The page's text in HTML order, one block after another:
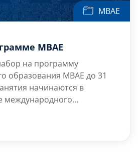
МВАЕ
МВАЕ
на программу
образования МВАЕ до 31
начинаются в
международного
о профессиональной